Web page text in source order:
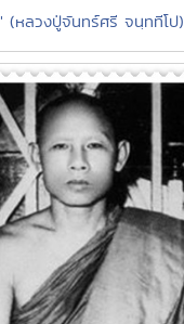
(หลวงปู่จันทร์ศรี จนฺททีโป)